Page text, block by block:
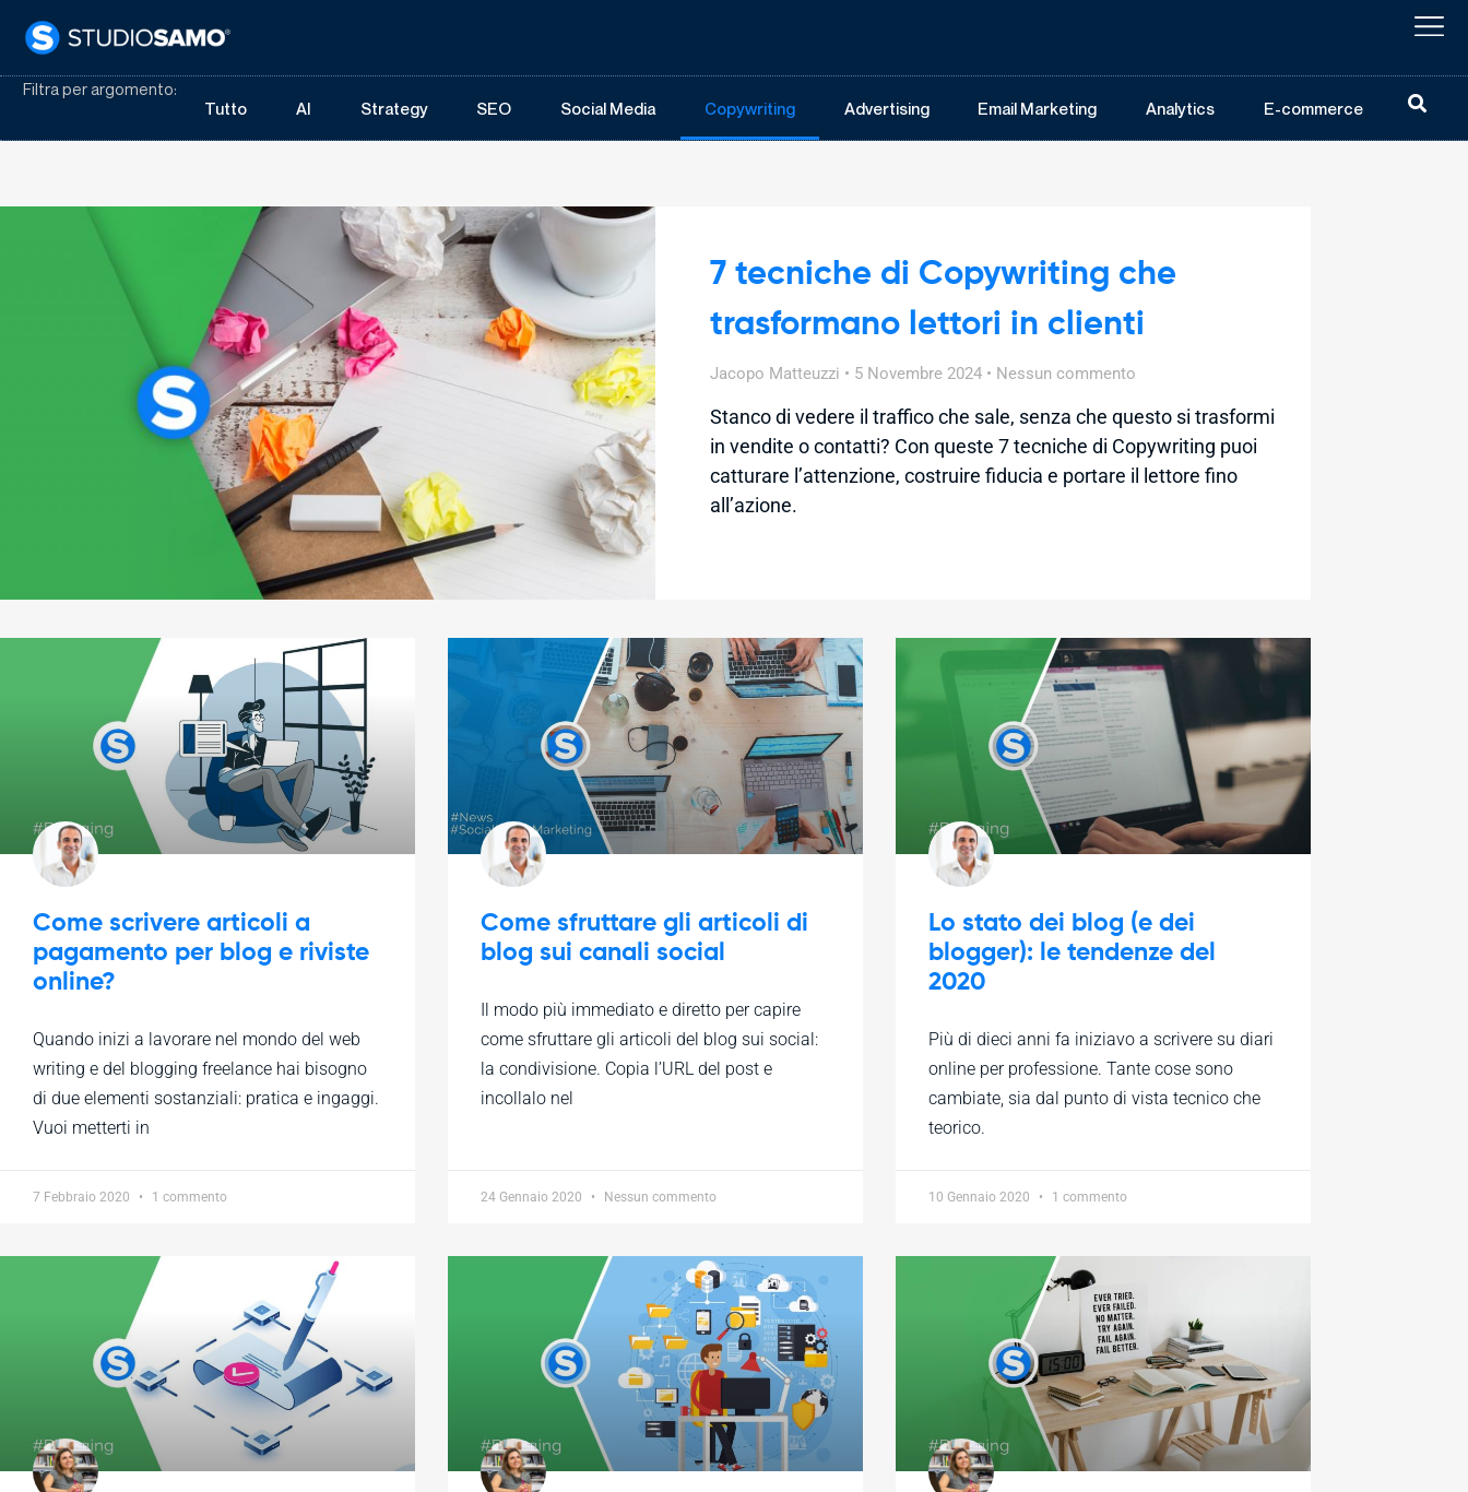
Filtra per argomento:
Tutto
AI Strategy SEO Social Media Copywriting Advertising Email Marketing Analytics E-commerce
7 tecniche di Copywriting che
trasformano lettori in clienti
Jacopo Matteuzzi 5 Novembre 2024 Nessun commento
Stanco di vedere il traffico che sale, senza che questo si trasformi
in vendite o contatti? Con queste 7 tecniche di Copywriting puoi
catturare l’attenzione, costruire fiducia e portare il lettore fino
all’azione.
Come scrivere articoli a
pagamento per blog e riviste
online?
Quando inizi a lavorare nel mondo del web
writing e del blogging freelance hai bisogno
di due elementi sostanziali: pratica e ingaggi.
Vuoi metterti in
7 Febbraio 2020 1 commento
Come sfruttare gli articoli di
blog sui canali social
Il modo più immediato e diretto per capire
come sfruttare gli articoli del blog sui social:
la condivisione. Copia l’URL del post e
incollalo nel
24 Gennaio 2020 Nessun commento
Lo stato dei blog (e dei
blogger): le tendenze del
2020
Più di dieci anni fa iniziavo a scrivere su diari
online per professione. Tante cose sono
cambiate, sia dal punto di vista tecnico che
teorico.
10 Gennaio 2020 1 commento